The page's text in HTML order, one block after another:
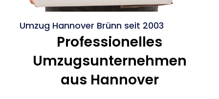
Umzug Hannover Brünn seit 2003
Professionelles
Umzugsunternehmen
aus Hannover